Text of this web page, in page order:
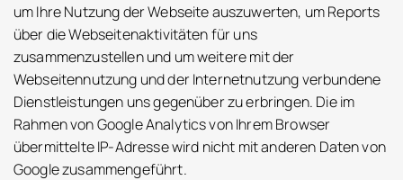
um Ihre Nutzung der Webseite auszuwerten, um Reports
über die Webseitenaktivitäten für uns
zusammenzustellen und um weitere mit der
Webseitennutzung und der Internetnutzung verbundene
Dienstleistungen uns gegenüber zu erbringen. Die im
Rahmen von Google Analytics von Ihrem Browser
übermittelte IP-Adresse wird nicht mit anderen Daten von
Google zusammengeführt.